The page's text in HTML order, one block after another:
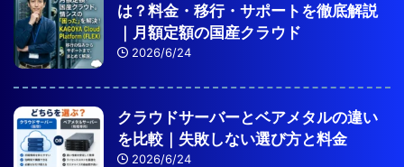
は？料金・移行・サポートを徹底解説
｜月額定額の国産クラウド
2026/6/24
クラウドサーバーとベアメタルの違い
を比較｜失敗しない選び方と料金
2026/6/24